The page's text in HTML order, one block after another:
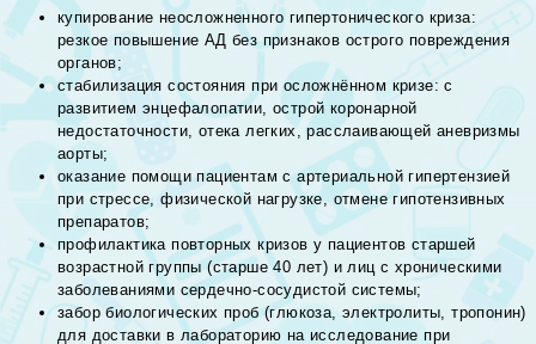
купирование неосложненного гипертонического криза:
резкое повышение АД без признаков острого повреждения
органов;
стабилизация состояния при осложнённом кризе: с
развитием энцефалопатии, острой коронарной
недостаточности, отека легких, расслаивающей аневризмы
аорты;
оказание помощи пациентам с артериальной гипертензией
при стрессе, физической нагрузке, отмене гипотензивных
препаратов;
профилактика повторных кризов у пациентов старшей
возрастной группы (старше 40 лет) и лиц с хроническими
заболеваниями сердечно-сосудистой системы;
забор биологических проб (глюкоза, электролиты, тропонин)
для доставки в лабораторию на исследование при